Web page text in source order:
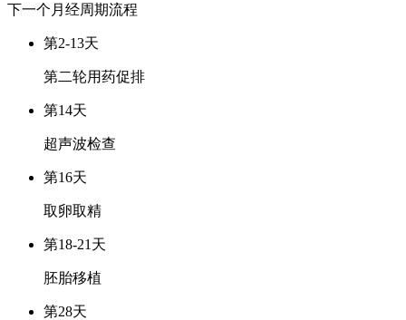
下一个月经周期流程
第2-13天
第二轮用药促排
第14天
超声波检查
第16天
取卵取精
第18-21天
胚胎移植
第28天